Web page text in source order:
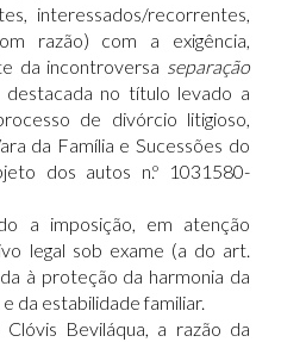
interessados/recorrentes,
razão) com a exigência,
da incontroversa separação
destacada no título levado a
de divórcio litigioso,
da Família e Sucessões do
dos autos n.º 1031580-
a imposição, em atenção
legal sob exame (a do art.
à proteção da harmonia da
da estabilidade familiar.
Beviláqua, a razão da